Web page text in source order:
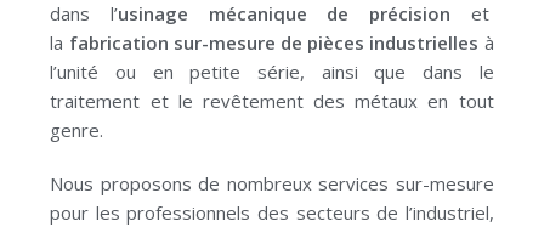
dans l’usinage mécanique de précision et
la fabrication sur-mesure de pièces industrielles à
l’unité ou en petite série, ainsi que dans le
traitement et le revêtement des métaux en tout
genre.
Nous proposons de nombreux services sur-mesure
pour les professionnels des secteurs de l’industriel,